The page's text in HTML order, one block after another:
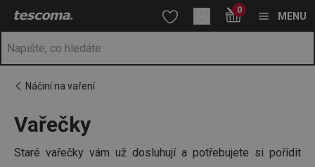
Nacházíte se na stránce Plastové a dřevěné vařečky 🥣
Přejít na hlavní obsah
Přejít na vyhledávání
Přejít na navigaci 0
MENU
Náčiní na vaření
Vařečky
Staré vařečky vám už dosluhují a potřebujete si pořídit